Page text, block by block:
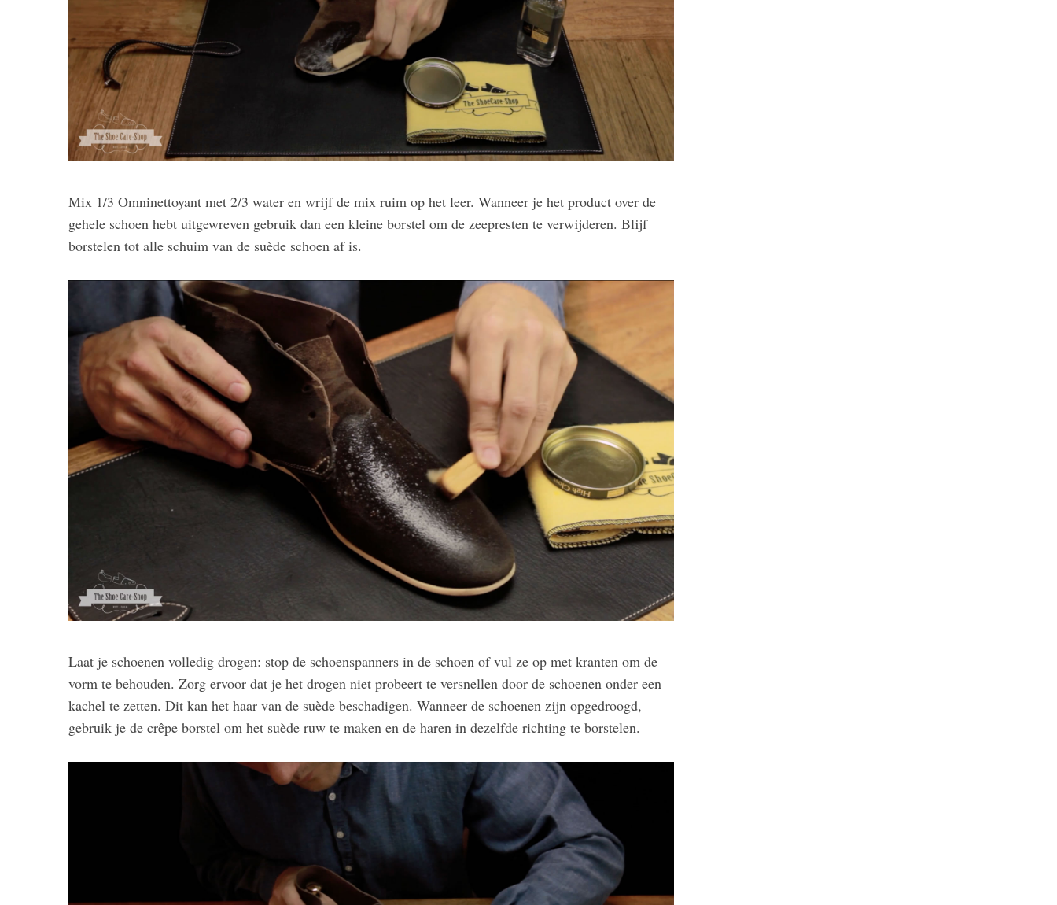
Mix 1/3 Omninettoyant met 2/3 water en wrijf de mix ruim op het leer. Wanneer je het product over de
gehele schoen hebt uitgewreven gebruik dan een kleine borstel om de zeepresten te verwijderen. Blijf
borstelen tot alle schuim van de suède schoen af is.
Laat je schoenen volledig drogen: stop de schoenspanners in de schoen of vul ze op met kranten om de
vorm te behouden. Zorg ervoor dat je het drogen niet probeert te versnellen door de schoenen onder een
kachel te zetten. Dit kan het haar van de suède beschadigen. Wanneer de schoenen zijn opgedroogd,
gebruik je de crêpe borstel om het suède ruw te maken en de haren in dezelfde richting te borstelen.